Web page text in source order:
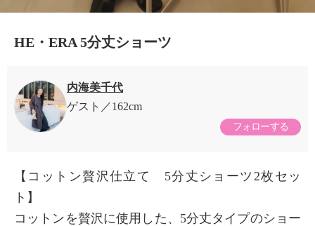
HE・ERA 5分丈ショーツ
内海美千代
ゲスト
162cm
フォローする
【コットン贅沢仕立て 5分丈ショーツ2枚セッ
ト】
コットンを贅沢に使用した、5分丈タイプのショー